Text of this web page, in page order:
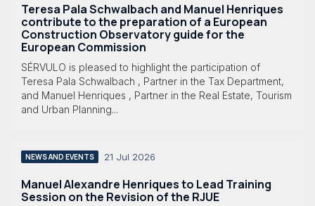
Teresa Pala Schwalbach and Manuel Henriques
contribute to the preparation of a European
Construction Observatory guide for the
European Commission
SÉRVULO is pleased to highlight the participation of
Teresa Pala Schwalbach , Partner in the Tax Department,
and Manuel Henriques , Partner in the Real Estate, Tourism
and Urban Planning...
NEWS AND EVENTS 21 Jul 2026
Manuel Alexandre Henriques to Lead Training
Session on the Revision of the RJUE